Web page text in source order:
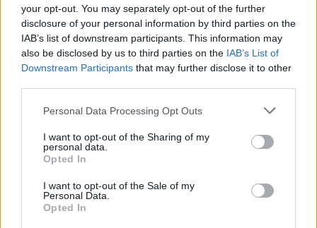
your opt-out. You may separately opt-out of the further
disclosure of your personal information by third parties on the
IAB’s list of downstream participants. This information may
also be disclosed by us to third parties on the IAB’s List of
Downstream Participants that may further disclose it to other
Personal Data Processing Opt Outs
I want to opt-out of the Sharing of my
personal data.
Opted In
I want to opt-out of the Sale of my
Personal Data.
Opted In
Aree residenziali:Shirogane sarà la nuova
e attesa area residenziale, situata nei
pressi di Kugane. Permetterà ai giocatori
di vivere il fascino orientale della città.